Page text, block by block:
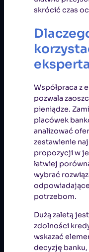
skrócić czas
Współpraca z
pozwala
pieniądze.
placówek
analizować
zestawienie
propozycji w
łatwiej
wybrać
potrzebom.
Dużą zaletą
zdolności
wskazać
decyzję